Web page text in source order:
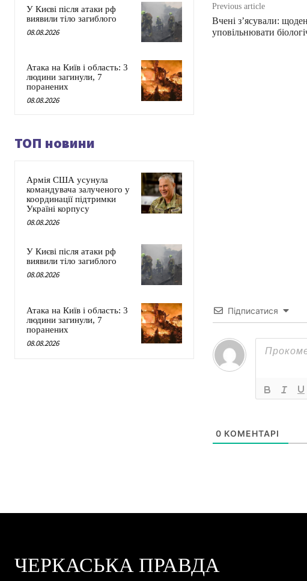
У Києві після атаки рф
виявили тіло загиблого
08.08.2026
Атака на Київ і область: 3
людини загинули, 7
поранених
08.08.2026
Previous article
Вчені з’ясували:
уповільнювати
ТОП новини
Армія США усунула
командувача залученого у
координації підтримки
Україні корпусу
08.08.2026
У Києві після атаки рф
виявили тіло загиблого
08.08.2026
Атака на Київ і область: 3
людини загинули, 7
поранених
08.08.2026
Підписатися
0 КОМЕНТАРІ
ЧЕРКАСЬКА ПРАВДА